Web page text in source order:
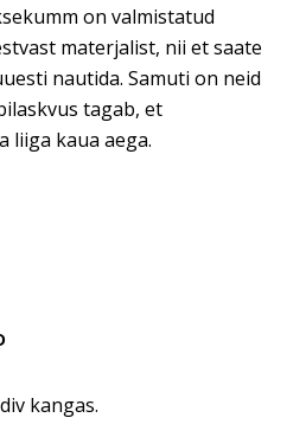
on valmistatud
materjalist, nii et saate
nautida. Samuti on neid
tagab, et
liiga kaua aega.
kangas.